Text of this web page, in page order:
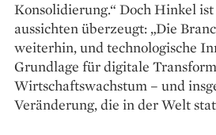
Konsolidierung.“ Doch Hinkel
aussichten überzeugt: „Die
weiterhin, und technolo­gische
Grund­lage für digitale
Wirtschaftswachstum – und
Veränderung, die in der Welt